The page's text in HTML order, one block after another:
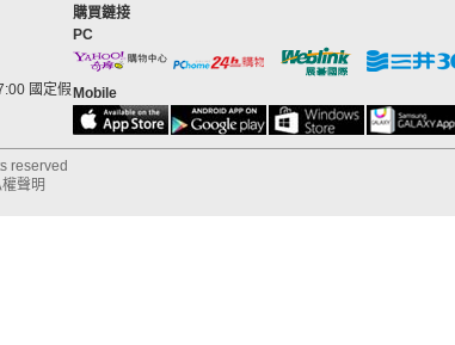
國定假
購買鏈接
PC
Mobile
reserved
權聲明